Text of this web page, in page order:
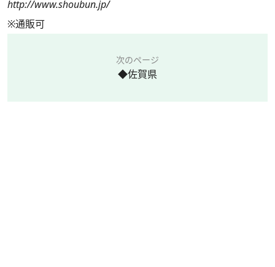
http://www.shoubun.jp/
※通販可
次のページ
◆佐賀県